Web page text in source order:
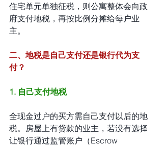
住宅单元单独征税，则公寓整体会向政
府支付地税，再按比例分摊给每户业
主。
二、地税是自己支付还是银行代为支
付？
1. 自己支付地税
全现金过户的买方需自己支付以后的地
税。房屋上有贷款的业主，若没有选择
让银行通过监管账户（Escrow